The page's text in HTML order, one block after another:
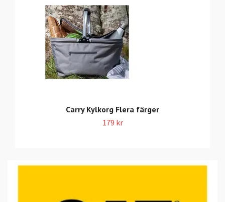
Carry Kylkorg Flera färger
179 kr